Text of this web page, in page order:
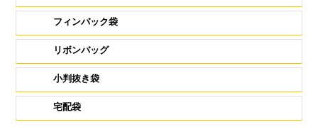
フィンバック袋
リボンバッグ
小判抜き袋
宅配袋